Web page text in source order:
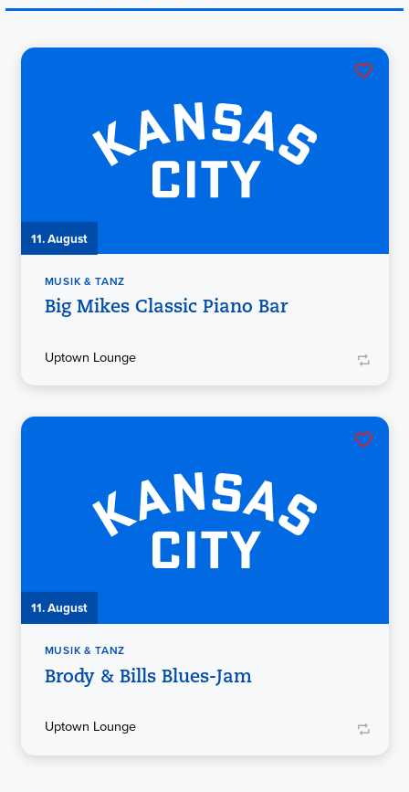
11. August
MUSIK & TANZ
Big Mikes Classic Piano Bar
Uptown Lounge
11. August
MUSIK & TANZ
Brody & Bills Blues-Jam
Uptown Lounge